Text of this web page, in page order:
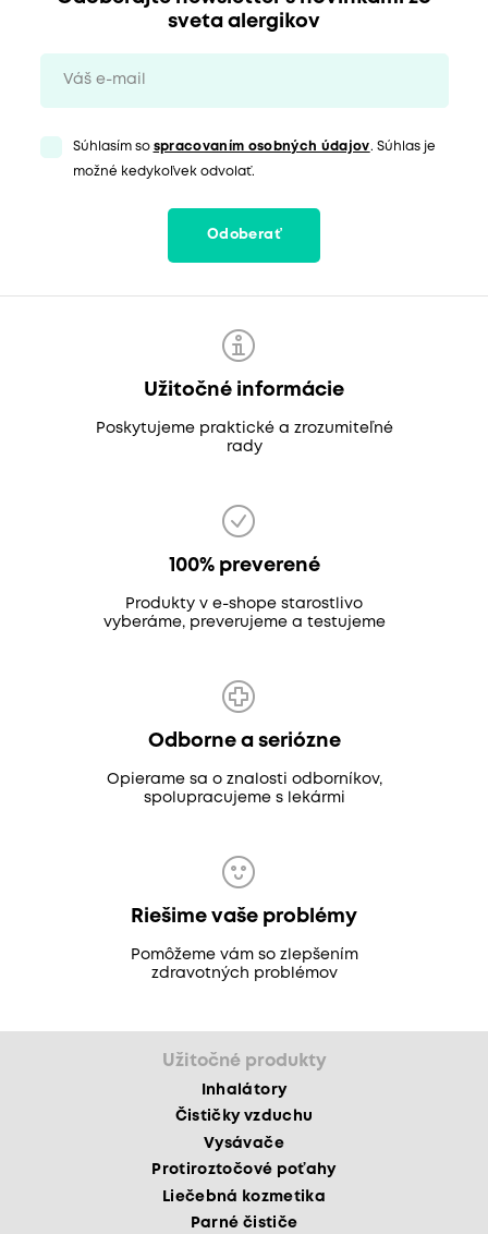
sveta alergikov
Súhlasím so spracovaním osobných údajov. Súhlas je
možné kedykoľvek odvolať.
Odoberať
Užitočné informácie
Poskytujeme praktické a zrozumiteľné
rady
100% preverené
Produkty v e-shope starostlivo
vyberáme, preverujeme a testujeme
Odborne a seriózne
Opierame sa o znalosti odborníkov,
spolupracujeme s lekármi
Riešime vaše problémy
Pomôžeme vám so zlepšením
zdravotných problémov
Užitočné produkty
Inhalátory
Čističky vzduchu
Vysávače
Protiroztočové poťahy
Liečebná kozmetika
Parné čističe